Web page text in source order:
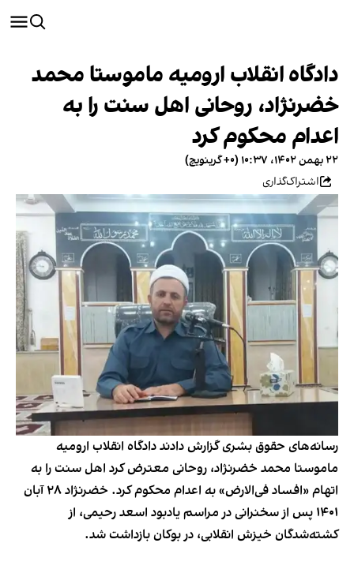
دادگاه انقلاب ارومیه ماموستا محمد
خضرنژاد، روحانی اهل سنت را به
اعدام محکوم کرد
۲۲ بهمن ۱۴۰۲، ۱۰:۳۷ (‎+۰ گرینویچ)
اشتراک‌گذاری
رسانه‌های حقوق بشری گزارش دادند دادگاه انقلاب ارومیه
ماموستا محمد خضرنژاد، روحانی معترض کرد اهل سنت را به
اتهام «افساد فی‌الارض» به اعدام محکوم کرد. خضرنژاد ۲۸ آبان‌
۱۴۰۱ پس از سخنرانی در مراسم یادبود اسعد رحیمی، از
کشته‌شدگان خیزش انقلابی، در بوکان بازداشت شد.